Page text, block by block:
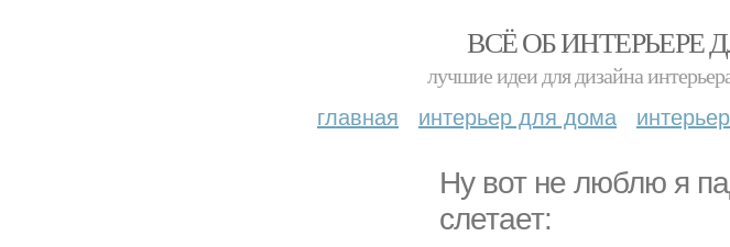
ВСЁ ОБ ИНТЕРЬЕРЕ
лучшие идеи для дизайна
главная интерьер для дома
Ну вот не люблю я
слетает: